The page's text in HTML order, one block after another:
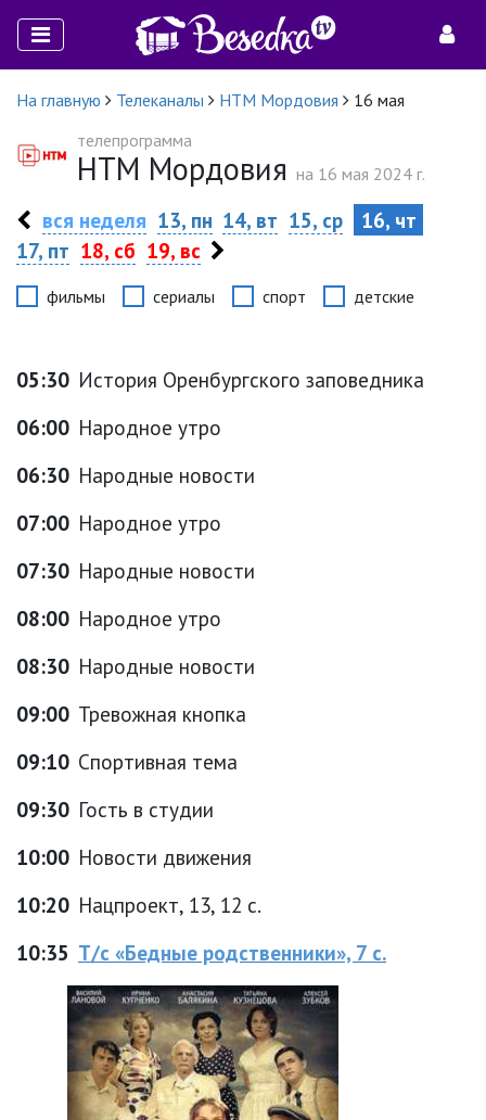
На главную Телеканалы НТМ Мордовия
16 мая
телепрограмма
НТМ Мордовия на 16 мая 2024 г.
вся неделя 13, пн 14, вт 15, ср
16, чт
17, пт 18, сб 19, вс
фильмы сериалы спорт детские
05:30 История Оренбургского заповедника
06:00 Народное утро
06:30 Народные новости
07:00 Народное утро
07:30 Народные новости
08:00 Народное утро
08:30 Народные новости
09:00 Тревожная кнопка
09:10 Спортивная тема
09:30 Гость в студии
10:00 Новости движения
10:20 Нацпроект, 13, 12 с.
10:35 Т/с «Бедные родственники», 7 с.